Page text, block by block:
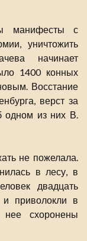
манифесты с
уничтожить
начинает
1400 конных
Восстание
верст за
одном из них В.
не пожелала.
в лесу, в
двадцать
и приволокли в
схоронены